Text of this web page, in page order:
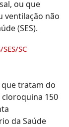
ou que
ventilação não
(SES).
SC
que tratam do
150
da Saúde